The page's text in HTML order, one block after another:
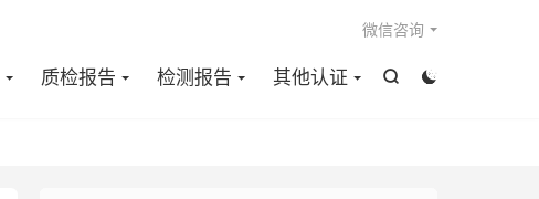


质检报告 检测报告 其他认证
微信咨询